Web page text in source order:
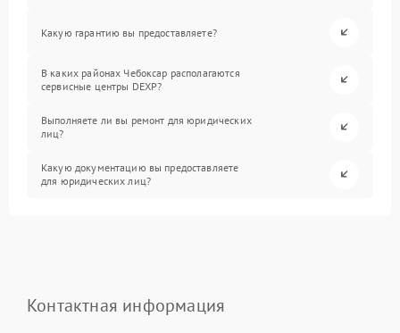
Какую гарантию вы предоставляете?
В каких районах Чебоксар располагаются
сервисные центры DEXP?
Выполняете ли вы ремонт для юридических
лиц?
Какую документацию вы предоставляете
для юридических лиц?
Контактная информация